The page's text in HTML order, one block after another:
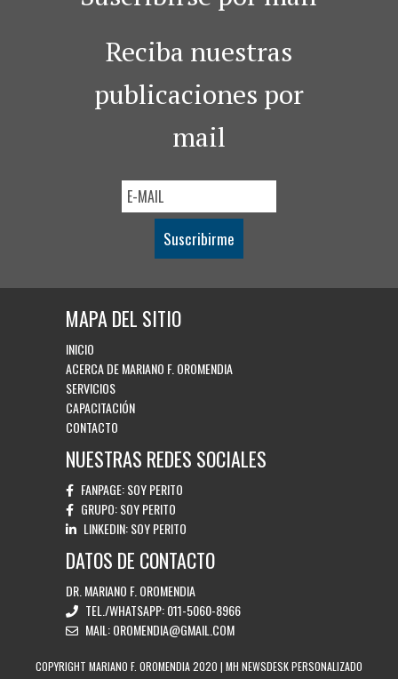
Reciba nuestras
publicaciones por
mail
Suscribirme
MAPA DEL SITIO
INICIO
ACERCA DE MARIANO F. OROMENDIA
SERVICIOS
CAPACITACIÓN
CONTACTO
NUESTRAS REDES SOCIALES
FANPAGE:SOY PERITO
GRUPO:SOY PERITO
LINKEDIN:SOY PERITO
DATOS DE CONTACTO
DR. MARIANO F. OROMENDIA
TEL./WHATSAPP:011-5060-8966
MAIL:OROMENDIA@GMAIL.COM
COPYRIGHT MARIANO F. OROMENDIA 2020 | MH NEWSDESK PERSONALIZADO